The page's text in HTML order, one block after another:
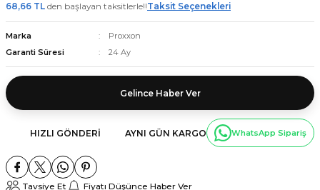
68,66 TL den başlayan taksitlerle!!Taksit Seçenekleri
Marka
Proxxon
Garanti Süresi
24 Ay
Gelince Haber Ver
HIZLI GÖNDERI AYNI GÜN KARGO WhatsApp Sipariş
Tavsiye Et Fiyatı Düşünce Haber Ver